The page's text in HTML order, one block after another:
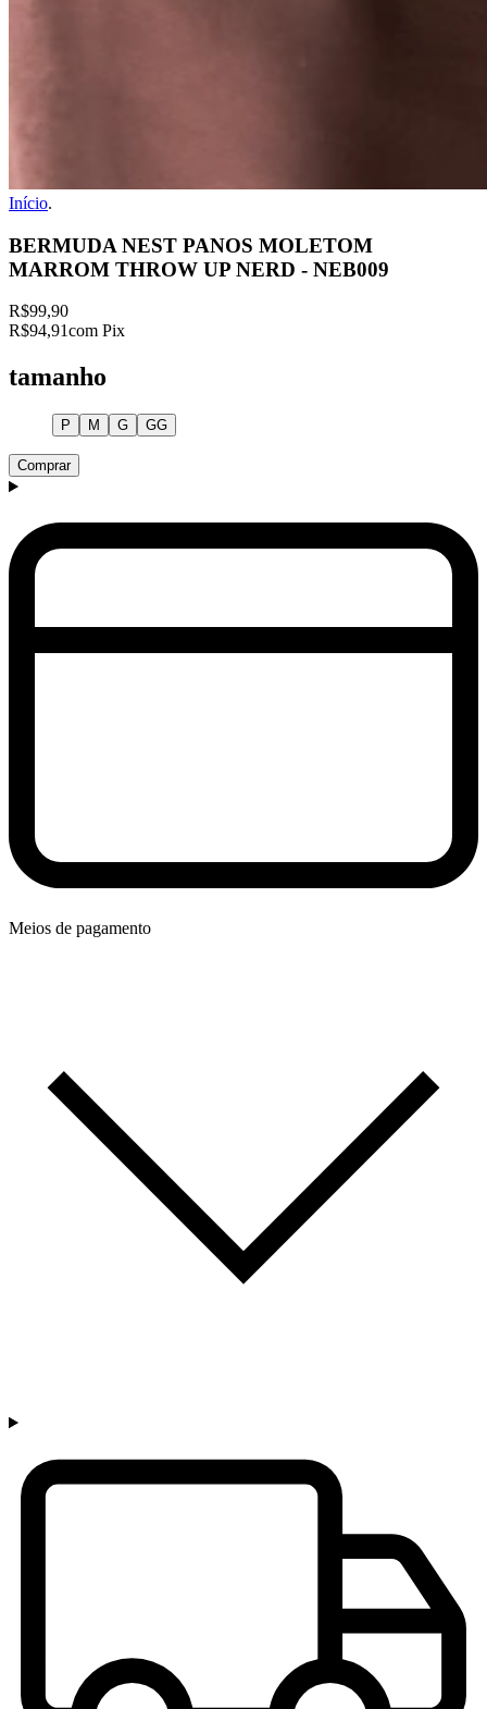
Início.
BERMUDA NEST PANOS MOLETOM
MARROM THROW UP NERD - NEB009
R$99,90
R$94,91com Pix
tamanho
P M G GG
Comprar
Meios de pagamento